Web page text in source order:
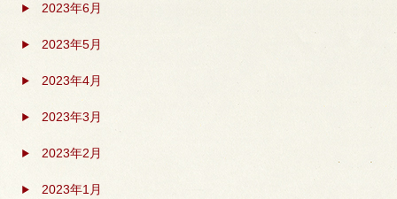
2023年6月
2023年5月
2023年4月
2023年3月
2023年2月
2023年1月